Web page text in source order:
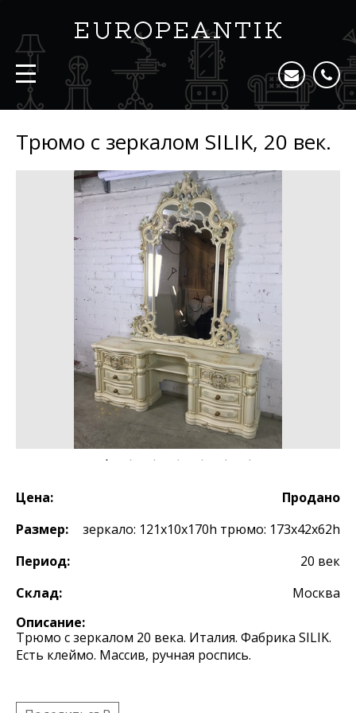
Трюмо с зеркалом SILIK, 20 век.
Цена:
Продано
Размер:
зеркало: 121х10х170h трюмо: 173х42х62h
Период:
20 век
Склад:
Москва
Описание:
Трюмо с зеркалом 20 века. Италия. Фабрика SILIK.
Есть клеймо. Массив, ручная роспись.